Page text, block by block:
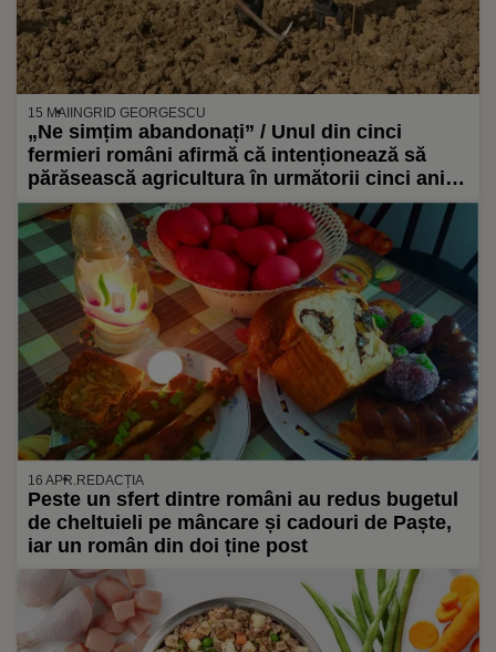
15 MAI INGRID GEORGESCU
„Ne simțim abandonați” / Unul din cinci
fermieri români afirmă că intenționează să
părăsească agricultura în următorii cinci ani,
conform unui sondaj Ipsos
16 APR.REDACȚIA
Peste un sfert dintre români au redus bugetul
de cheltuieli pe mâncare și cadouri de Paște,
iar un român din doi ține post